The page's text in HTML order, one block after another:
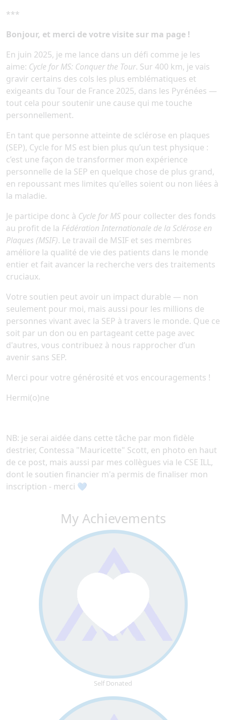
***
Bonjour, et merci de votre visite sur ma page !
En juin 2025, je me lance dans un défi comme je les
aime: Cycle for MS: Conquer the Tour. Sur 400 km, je vais
gravir certains des cols les plus emblématiques et
exigeants du Tour de France 2025, dans les Pyrénées —
tout cela pour soutenir une cause qui me touche
personnellement.
En tant que personne atteinte de sclérose en plaques
(SEP), Cycle for MS est bien plus qu’un test physique :
c’est une façon de transformer mon expérience
personnelle de la SEP en quelque chose de plus grand,
en repoussant mes limites qu'elles soient ou non liées à
la maladie.
Je participe donc à Cycle for MS pour collecter des fonds
au profit de la Fédération Internationale de la Sclérose en
Plaques (MSIF). Le travail de MSIF et ses membres
améliore la qualité de vie des patients dans le monde
entier et fait avancer la recherche vers des traitements
cruciaux.
Votre soutien peut avoir un impact durable — non
seulement pour moi, mais aussi pour les millions de
personnes vivant avec la SEP à travers le monde. Que ce
soit par un don ou en partageant cette page avec
d'autres, vous contribuez à nous rapprocher d’un
avenir sans SEP.
Merci pour votre générosité et vos encouragements !
Hermi(o)ne
NB: je serai aidée dans cette tâche par mon fidèle
destrier, Contessa "Mauricette" Scott, en photo en haut
de ce post, mais aussi par mes collègues via le CSE ILL,
dont le soutien financier m'a permis de finaliser mon
inscription - merci 💙
My Achievements
Self Donated